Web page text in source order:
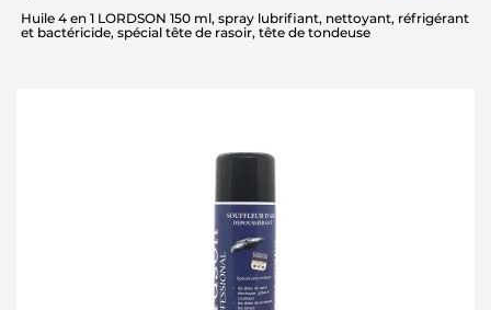
Huile 4 en 1 LORDSON 150 ml, spray lubrifiant, nettoyant, réfrigérant
et bactéricide, spécial tête de rasoir, tête de tondeuse